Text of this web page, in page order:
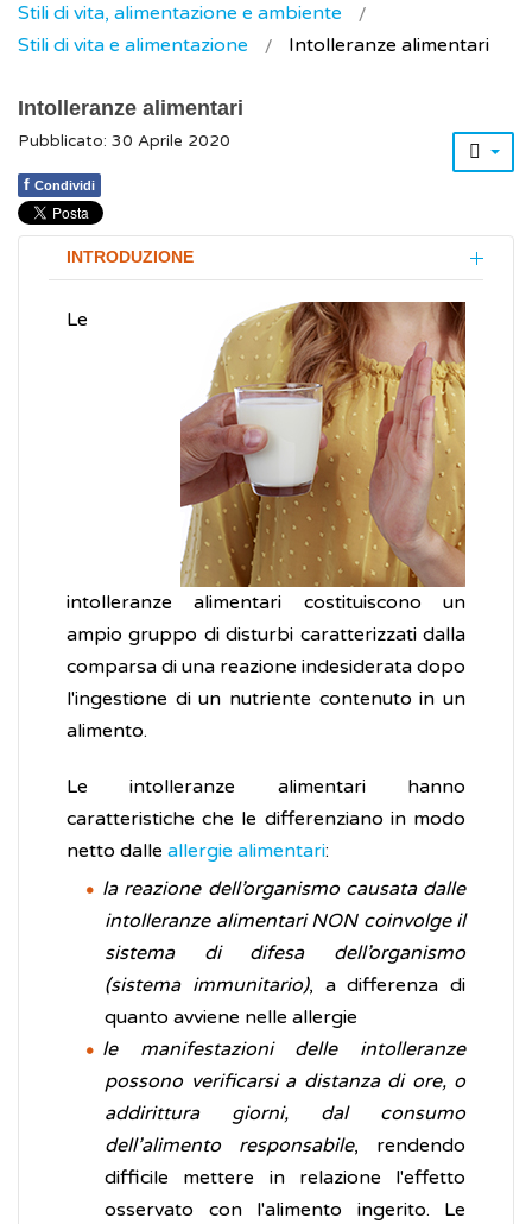
Stili di vita, alimentazione e ambiente
Stili di vita e alimentazione
Intolleranze alimentari
Intolleranze alimentari
Pubblicato: 30 Aprile 2020
f Condividi
INTRODUZIONE
Le
intolleranze alimentari costituiscono un
ampio gruppo di disturbi caratterizzati dalla
comparsa di una reazione indesiderata dopo
l'ingestione di un nutriente contenuto in un
alimento.
Le intolleranze alimentari hanno
caratteristiche che le differenziano in modo
netto dalle allergie alimentari:
la reazione dell’organismo causata dalle
intolleranze alimentari NON coinvolge il
sistema di difesa dell’organismo
(sistema immunitario), a differenza di
quanto avviene nelle allergie
le manifestazioni delle intolleranze
possono verificarsi a distanza di ore, o
addirittura giorni, dal consumo
dell’alimento responsabile, rendendo
difficile mettere in relazione l'effetto
osservato con l'alimento ingerito. Le